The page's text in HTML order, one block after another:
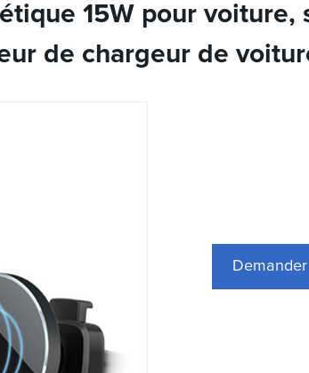
15W pour
de chargeur de